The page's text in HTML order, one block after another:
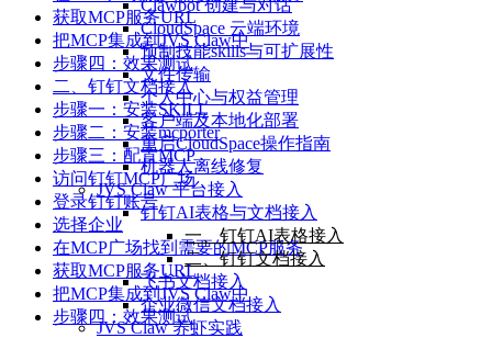
Clawbot 创建与对话
CloudSpace 云端环境
预制技能skills与可扩展性
文件传输
个人中心与权益管理
客户端及本地化部署
重启CloudSpace操作指南
机器人离线修复
JVS Claw 平台接入
钉钉AI表格与文档接入
一、钉钉AI表格接入
二、钉钉文档接入
飞书文档接入
企业微信文档接入
JVS Claw 养虾实践
获取MCP服务URL
把MCP集成到JVS Claw中
步骤四：效果测试
二、钉钉文档接入
步骤一：安装SKILL
步骤二：安装mcporter
步骤三：配置MCP
访问钉钉MCP广场
登录钉钉账号
选择企业
在MCP广场找到需要的MCP服务
获取MCP服务URL
把MCP集成到JVS Claw中
步骤四：效果测试